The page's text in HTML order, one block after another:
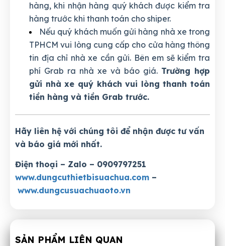
hàng, khi nhận hàng quý khách được kiểm tra
hàng trước khi thanh toán cho shiper.
Nếu quý khách muốn gửi hàng nhà xe trong
TPHCM vui lòng cung cấp cho cửa hàng thông
tin địa chỉ nhà xe cần gửi. Bên em sẽ kiểm tra
phí Grab ra nhà xe và báo giá. Trường hợp
gửi nhà xe quý khách vui lòng thanh toán
tiền hàng và tiền Grab trước.
Hãy liên hệ với chúng tôi để nhận được tư vấn
và báo giá mới nhất.
Điện thoại – Zalo – 0909797251
www.dungcuthietbisuachua.com –
www.dungcusuachuaoto.vn
SẢN PHẨM LIÊN QUAN